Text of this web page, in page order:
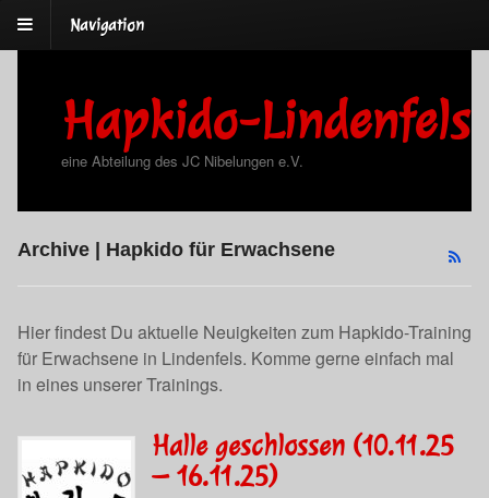
Navigation
Hapkido-Lindenfels
eine Abteilung des JC Nibelungen e.V.
Archive | Hapkido für Erwachsene
Hier findest Du aktuelle Neuigkeiten zum Hapkido-Training
für Erwachsene in Lindenfels. Komme gerne einfach mal
in eines unserer Trainings.
Halle geschlossen (10.11.25
– 16.11.25)